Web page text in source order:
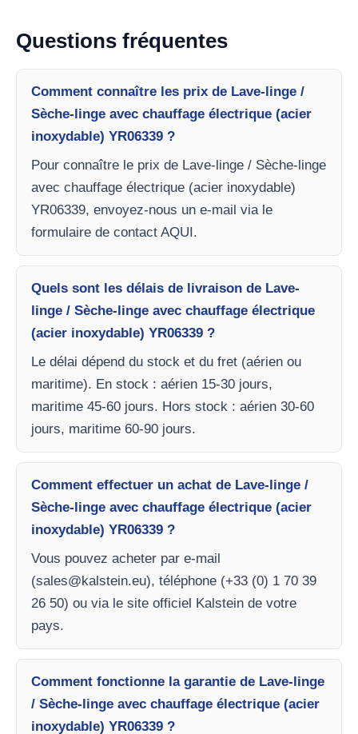
Questions fréquentes
Comment connaître les prix de Lave-linge /
Sèche-linge avec chauffage électrique (acier
inoxydable) YR06339 ?
Pour connaître le prix de Lave-linge / Sèche-linge
avec chauffage électrique (acier inoxydable)
YR06339, envoyez-nous un e-mail via le
formulaire de contact AQUI.
Quels sont les délais de livraison de Lave-
linge / Sèche-linge avec chauffage électrique
(acier inoxydable) YR06339 ?
Le délai dépend du stock et du fret (aérien ou
maritime). En stock : aérien 15-30 jours,
maritime 45-60 jours. Hors stock : aérien 30-60
jours, maritime 60-90 jours.
Comment effectuer un achat de Lave-linge /
Sèche-linge avec chauffage électrique (acier
inoxydable) YR06339 ?
Vous pouvez acheter par e-mail
(sales@kalstein.eu), téléphone (+33 (0) 1 70 39
26 50) ou via le site officiel Kalstein de votre
pays.
Comment fonctionne la garantie de Lave-linge
/ Sèche-linge avec chauffage électrique (acier
inoxydable) YR06339 ?